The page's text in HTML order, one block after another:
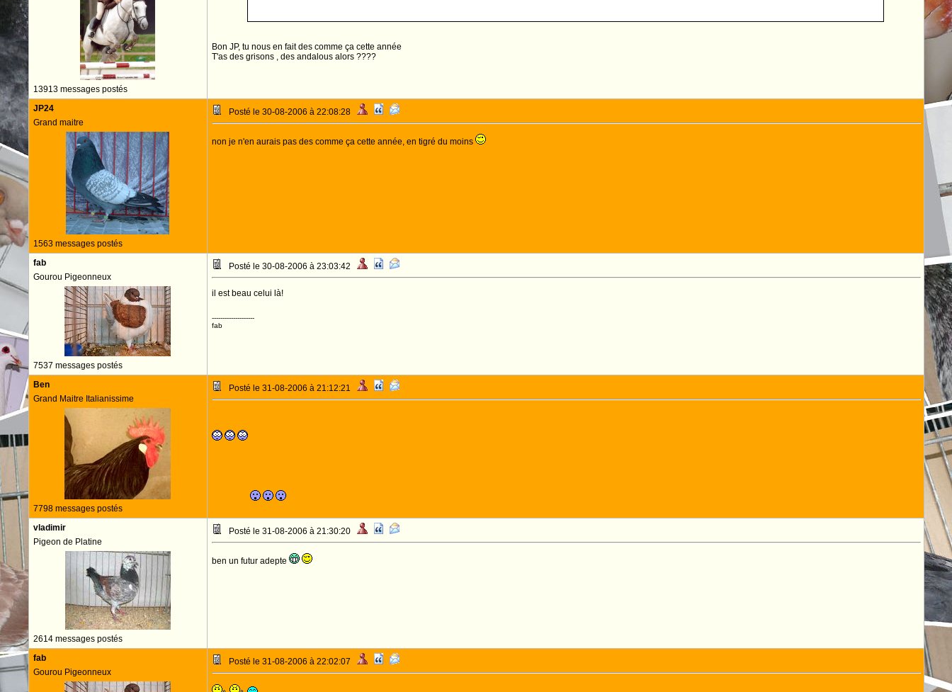
13913 messages postés
Bon JP, tu nous en fait des comme ça cette année
T'as des grisons , des andalous alors ????
JP24
Grand maitre
1563 messages postés
Posté le 30-08-2006 à 22:08:28
non je n'en aurais pas des comme ça cette année, en tigré du moins
fab
Gourou Pigeonneux
7537 messages postés
Posté le 30-08-2006 à 23:03:42
il est beau celui là!
--------------------
fab
Ben
Grand Maitre Italianissime
7798 messages postés
Posté le 31-08-2006 à 21:12:21
vladimir
Pigeon de Platine
2614 messages postés
Posté le 31-08-2006 à 21:30:20
ben un futur adepte
fab
Gourou Pigeonneux
Posté le 31-08-2006 à 22:02:07